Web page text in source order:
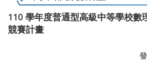
110 學年度普通型高級中等學校數
競賽計畫